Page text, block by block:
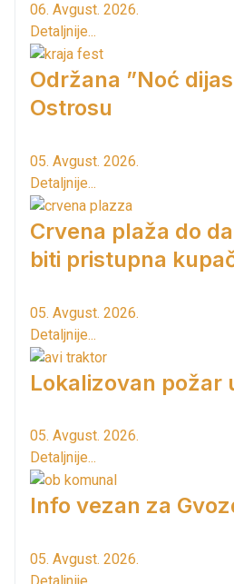
06. Avgust. 2026.
Detaljnije...
Održana ”Noć
Ostrosu
05. Avgust. 2026.
Detaljnije...
Crvena plaža do
biti pristupna
05. Avgust. 2026.
Detaljnije...
Lokalizovan požar
05. Avgust. 2026.
Detaljnije...
Info vezan za
05. Avgust. 2026.